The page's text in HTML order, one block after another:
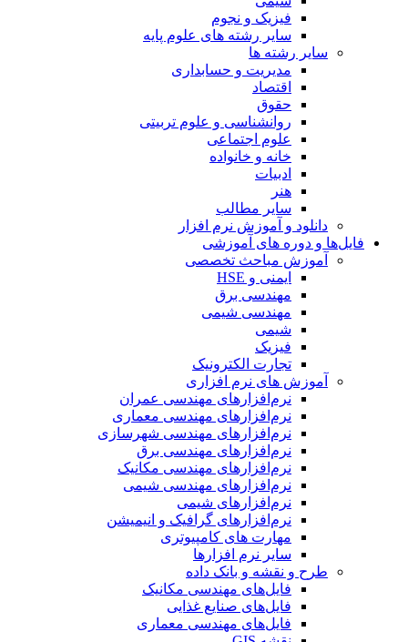
فیزیک و نجوم
سایر رشته های علوم پایه
سایر رشته ها
مدیریت و حسابداری
اقتصاد
حقوق
روانشناسی و علوم تربیتی
علوم اجتماعی
خانه و خانواده
ادبیات
هنر
سایر مطالب
دانلود و آموزش نرم افزار
فایل‌ها و دوره های آموزشی
آموزش مباحث تخصصی
ایمنی و HSE
مهندسی برق
مهندسی شیمی
شیمی
فیزیک
تجارت الکترونیک
آموزش های نرم افزاری
نرم‌افزارهای مهندسی عمران
نرم‌افزارهای مهندسی معماری
نرم‌افزارهای مهندسی شهرسازی
نرم‌افزارهای مهندسی برق
نرم‌افزارهای مهندسی مکانیک
نرم‌افزارهای مهندسی شیمی
نرم‌افزارهای شیمی
نرم‌افزارهای گرافیک و انیمیشن
مهارت های کامپیوتری
سایر نرم افزارها
طرح و نقشه و بانک داده
فایل‌های مهندسی مکانیک
فایل‌های صنایع غذایی
فایل‌های مهندسی معماری